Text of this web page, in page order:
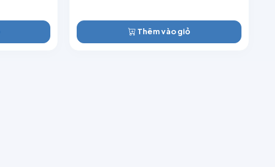
Thêm vào giỏ